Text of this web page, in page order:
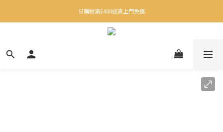
✨下載Three Little Meow App 即享多重禮遇！
🛒購物滿$400送貨上門免運
✨下載Three Little Meow App 即享多重禮遇！